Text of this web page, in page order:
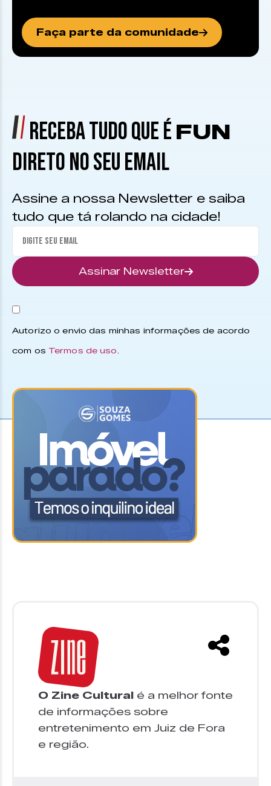
Faça parte da comunidade
RECEBA TUDO QUE É FUN
DIRETO NO SEU EMAIL
Assine a nossa Newsletter e saiba
tudo que tá rolando na cidade!
Assinar Newsletter
Autorizo o envio das minhas informações de acordo
com os Termos de uso.
O Zine Cultural é a melhor fonte
de informações sobre
entretenimento em Juiz de Fora
e região.